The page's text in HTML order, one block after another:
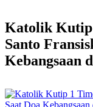
Katolik Kutip
Santo
Kebangsaan